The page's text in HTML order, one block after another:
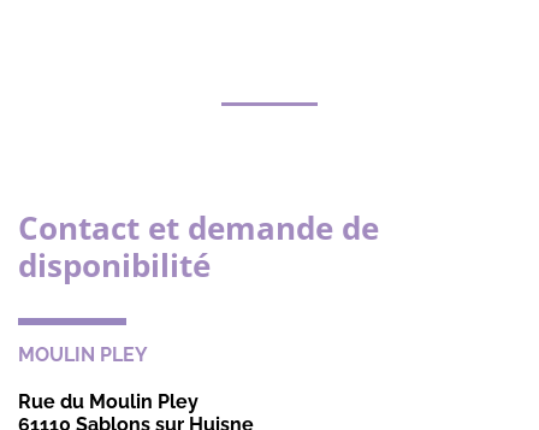
Contact et demande de
disponibilité
MOULIN PLEY
Rue du Moulin Pley
61110 Sablons sur Huisne